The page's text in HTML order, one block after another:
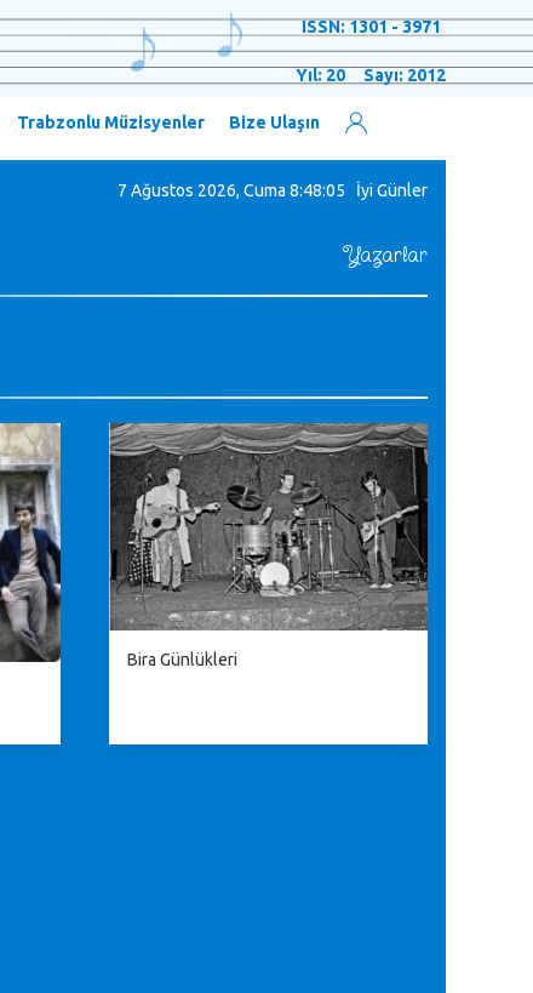
ISSN: 1301 - 3971
Yıl: 20 Sayı: 2012
Trabzonlu Müzisyenler Bize Ulaşın
7 Ağustos 2026, Cuma 8:48:05 İyi Günler
Yazarlar
Bira Günlükleri